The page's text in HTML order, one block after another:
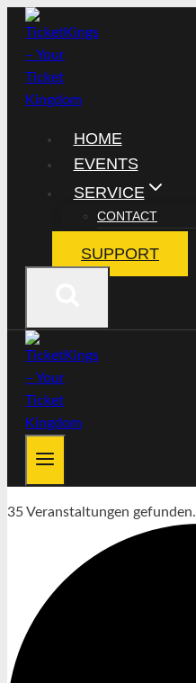
Zum
Inhalt
springen
HOME
EVENTS
SERVICE
CONTACT
SUPPORT
35 Veranstaltungen gefunden.